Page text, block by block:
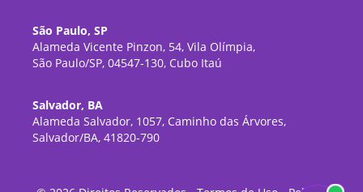
São Paulo, SP
Alameda Vicente Pinzon, 54, Vila Olímpia,
São Paulo/SP, 04547-130, Cubo Itaú
Salvador, BA
Alameda Salvador, 1057, Caminho das Árvores,
Salvador/BA, 41820-790